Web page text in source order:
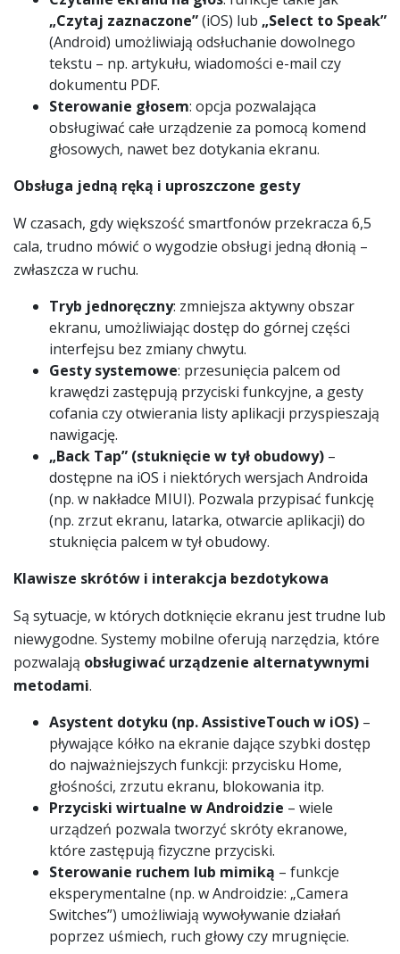
„Czytaj zaznaczone”(iOS) lub „Select to Speak”
(Android) umożliwiają odsłuchanie dowolnego
tekstu – np. artykułu, wiadomości e-mail czy
dokumentu PDF.
Sterowanie głosem: opcja pozwalająca
obsługiwać całe urządzenie za pomocą komend
głosowych, nawet bez dotykania ekranu.
Obsługa jedną ręką i uproszczone gesty
W czasach, gdy większość smartfonów przekracza 6,5
cala, trudno mówić o wygodzie obsługi jedną dłonią –
zwłaszcza w ruchu.
Tryb jednoręczny: zmniejsza aktywny obszar
ekranu, umożliwiając dostęp do górnej części
interfejsu bez zmiany chwytu.
Gesty systemowe: przesunięcia palcem od
krawędzi zastępują przyciski funkcyjne, a gesty
cofania czy otwierania listy aplikacji przyspieszają
nawigację.
„Back Tap” (stuknięcie w tył obudowy) –
dostępne na iOS i niektórych wersjach Androida
(np. w nakładce MIUI). Pozwala przypisać funkcję
(np. zrzut ekranu, latarka, otwarcie aplikacji) do
stuknięcia palcem w tył obudowy.
Klawisze skrótów i interakcja bezdotykowa
Są sytuacje, w których dotknięcie ekranu jest trudne lub
niewygodne. Systemy mobilne oferują narzędzia, które
pozwalają obsługiwać urządzenie alternatywnymi
metodami.
Asystent dotyku (np. AssistiveTouch w iOS) –
pływające kółko na ekranie dające szybki dostęp
do najważniejszych funkcji: przycisku Home,
głośności, zrzutu ekranu, blokowania itp.
Przyciski wirtualne w Androidzie – wiele
urządzeń pozwala tworzyć skróty ekranowe,
które zastępują fizyczne przyciski.
Sterowanie ruchem lub mimiką – funkcje
eksperymentalne (np. w Androidzie: „Camera
Switches”) umożliwiają wywoływanie działań
poprzez uśmiech, ruch głowy czy mrugnięcie.